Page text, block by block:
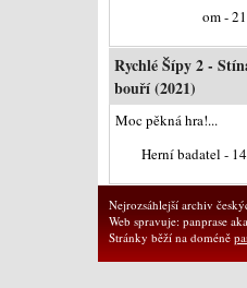
om -
Rychlé Šípy 2 -
bouří (2021)
Moc pěkná hra!...
Herní badatel -
Nejrozsáhlejší archiv
Web spravuje: panprase
Stránky běží na doméně